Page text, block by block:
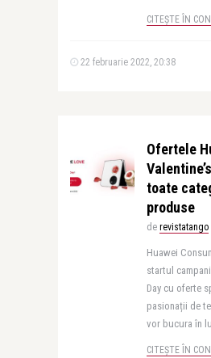
CITEȘTE ÎN
22 februarie 2022, 20:38
Ofertele
toate
produse
de revistatango
Huawei
startul
Day cu oferte
pasionații de
vor bucura în
CITEȘTE ÎN